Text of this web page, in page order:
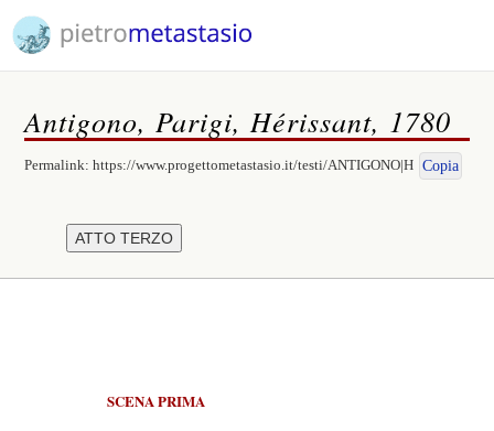
Antigono, Parigi, Hérissant, 1780
Permalink:https://www.progettometastasio.it/testi/ANTIGONO|H Copia
SCENA PRIMA